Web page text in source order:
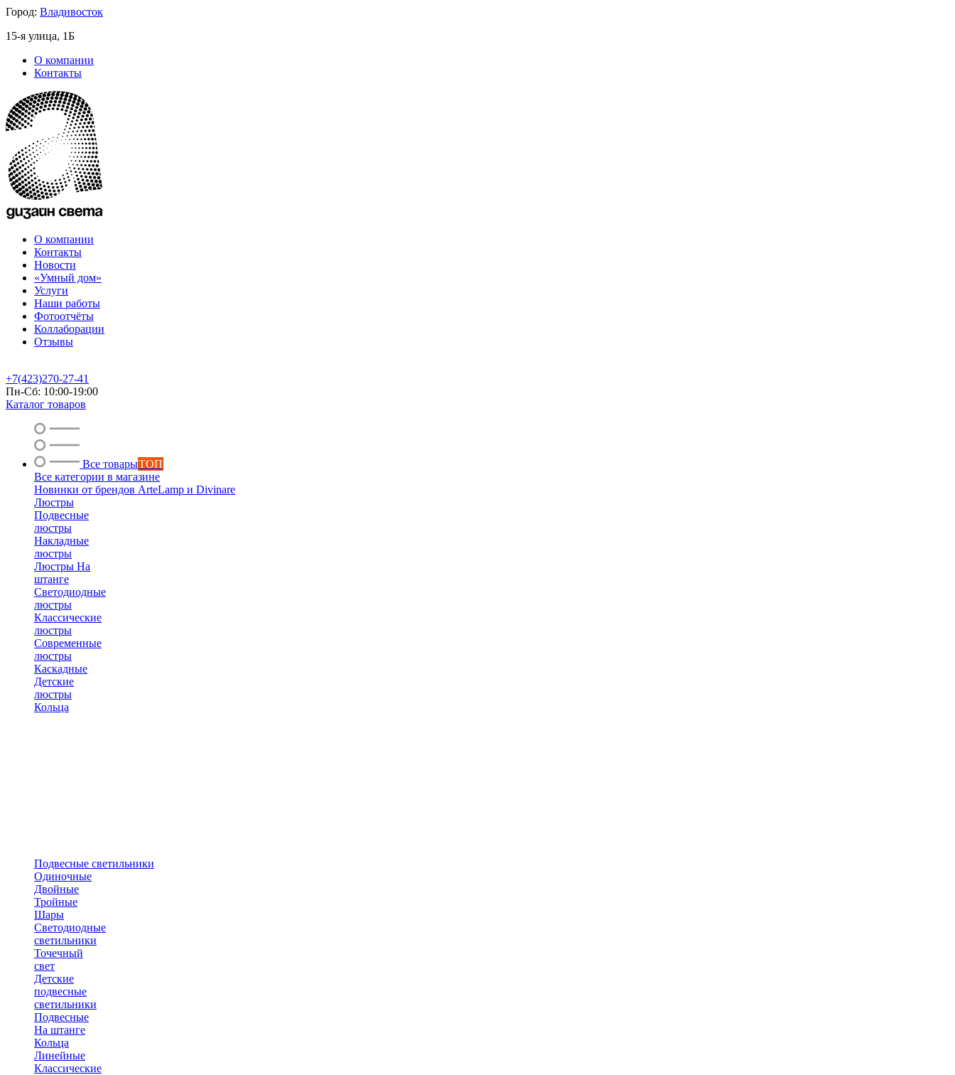
Город: Владивосток
15-я улица, 1Б
О компании
Контакты
О компании
Контакты
Новости
«Умный дом»
Услуги
Наши работы
Фотоотчёты
Коллаборации
Отзывы
+7(423)270-27-41
Пн-Сб: 10:00-19:00
Каталог товаров
Все товарыТОП
Все категории в магазине
Новинки от брендов ArteLamp и Divinare
Люстры
Подвесные
люстры
Накладные
люстры
Люстры На
штанге
Светодиодные
люстры
Классические
люстры
Современные
люстры
Каскадные
Детские
люстры
Кольца
Подвесные светильники
Одиночные
Двойные
Тройные
Шары
Светодиодные
светильники
Точечный
свет
Детские
подвесные
светильники
Подвесные
На штанге
Кольца
Линейные
Классические